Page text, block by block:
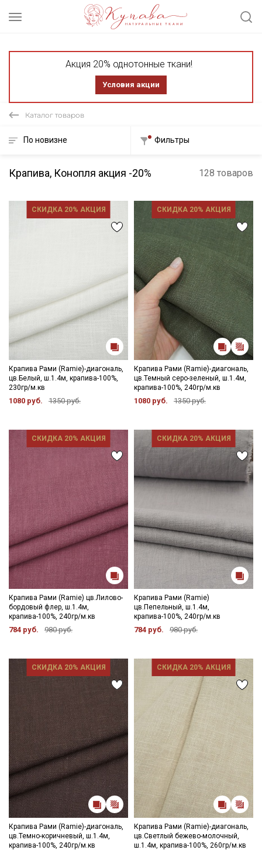
Акция 20% однотонные ткани!
Условия акции
Каталог товаров
По новизне Фильтры
Крапива, Конопля акция -20% 128 товаров
СКИДКА 20% АКЦИЯ
Крапива Рами (Ramie)-диагональ,
цв.Белый, ш.1.4м, крапива-100%,
230гр/м.кв
1080 руб. 1350 руб.
СКИДКА 20% АКЦИЯ
Крапива Рами (Ramie)-диагональ,
цв.Темный серо-зеленый, ш.1.4м,
крапива-100%, 240гр/м.кв
1080 руб. 1350 руб.
СКИДКА 20% АКЦИЯ
Крапива Рами (Ramie) цв.Лилово-
бордовый флер, ш.1.4м,
крапива-100%, 240гр/м.кв
784 руб. 980 руб.
СКИДКА 20% АКЦИЯ
Крапива Рами (Ramie)
цв.Пепельный, ш.1.4м,
крапива-100%, 240гр/м.кв
784 руб. 980 руб.
СКИДКА 20% АКЦИЯ
Крапива Рами (Ramie)-диагональ,
цв.Темно-коричневый, ш.1.4м,
крапива-100%, 240гр/м.кв
СКИДКА 20% АКЦИЯ
Крапива Рами (Ramie)-диагональ,
цв.Светлый бежево-молочный,
ш.1.4м, крапива-100%, 260гр/м.кв